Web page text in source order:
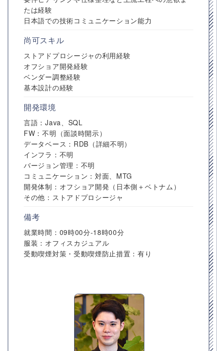
たは経験
日本語での技術コミュニケーション能力
尚可スキル
ストアドプロシージャの利用経験
オフショア開発経験
ベンダー調整経験
基本設計の経験
開発環境
言語：Java、SQL
FW：不明（面談時開示）
データベース：RDB（詳細不明）
インフラ：不明
バージョン管理：不明
コミュニケーション：対面、MTG
開発体制：オフショア開発（日本側＋ベトナム）
その他：ストアドプロシージャ
備考
就業時間：09時00分-18時00分
服装：オフィスカジュアル
受動喫煙対策・受動喫煙防止措置：有り